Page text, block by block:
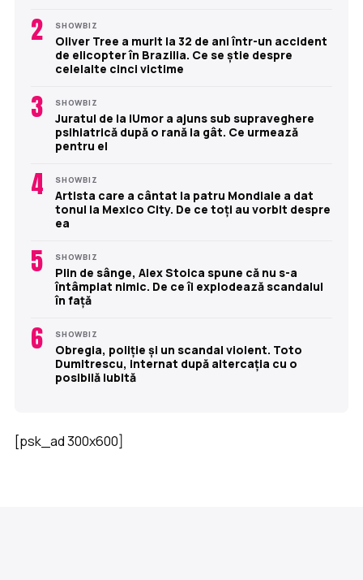
2 SHOWBIZ
Oliver Tree a murit la 32 de ani într-un accident
de elicopter în Brazilia. Ce se știe despre
celelalte cinci victime
3 SHOWBIZ
Juratul de la iUmor a ajuns sub supraveghere
psihiatrică după o rană la gât. Ce urmează
pentru el
4 SHOWBIZ
Artista care a cântat la patru Mondiale a dat
tonul la Mexico City. De ce toți au vorbit despre
ea
5 SHOWBIZ
Plin de sânge, Alex Stoica spune că nu s-a
întâmplat nimic. De ce îi explodează scandalul
în față
6 SHOWBIZ
Obregia, poliție și un scandal violent. Toto
Dumitrescu, internat după altercația cu o
posibilă iubită
[psk_ad 300x600]